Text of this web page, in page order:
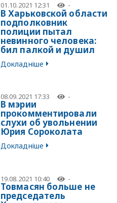
01.10.2021 12:31 -
В Харьковской области
подполковник
полиции пытал
невинного человека:
бил палкой и душил
Докладніше
08.09.2021 17:33 -
В мэрии
прокомментировали
слухи об увольнении
Юрия Сороколата
Докладніше
19.08.2021 10:40 -
Товмасян больше не
председатель